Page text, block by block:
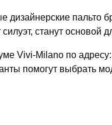
дизайнерские пальто
силуэт, станут основой
Vivi-Milano по
помогут выбрать